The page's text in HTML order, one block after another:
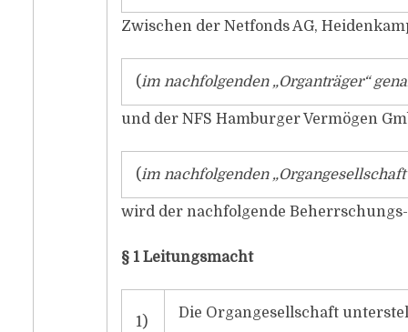
Zwischen der Netfonds AG,
(im nachfolgenden „Organträger“
und der NFS Hamburger Vermögen
(im nachfolgenden
wird der nachfolgende
§ 1 Leitungsmacht
1)
Die Organgesellschaft